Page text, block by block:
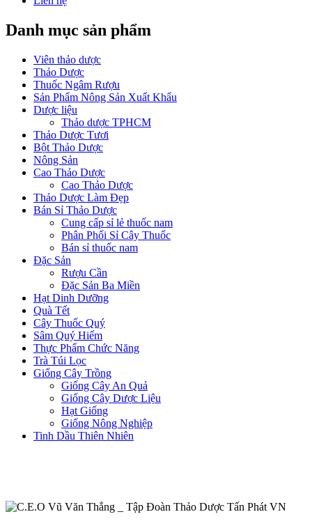
Danh mục sản phẩm
Viên thảo dược
Thảo Dược
Thuốc Ngâm Rượu
Sản Phẩm Nông Sản Xuất Khẩu
Dược liệu
Thảo dược TPHCM
Thảo Dược Tươi
Bột Thảo Dược
Nông Sản
Cao Thảo Dược
Cao Thảo Dược
Thảo Dược Làm Đẹp
Bán Sỉ Thảo Dược
Cung cấp sỉ lẻ thuốc nam
Phân Phối Sỉ Cây Thuốc
Bán sỉ thuốc nam
Đặc Sản
Rượu Cần
Đặc Sản Ba Miền
Hạt Dinh Dưỡng
Quà Tết
Cây Thuốc Quý
Sâm Quý Hiếm
Thực Phẩm Chức Năng
Trà Túi Lọc
Giống Cây Trồng
Giống Cây An Quả
Giống Cây Dược Liệu
Hạt Giống
Giống Nông Nghiệp
Tinh Dầu Thiên Nhiên